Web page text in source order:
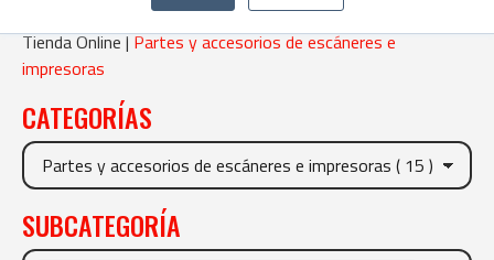
Tienda Online |Partes y accesorios de escáneres e
impresoras
CATEGORÍAS
SUBCATEGORÍA